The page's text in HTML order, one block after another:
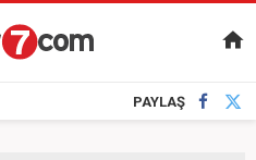
PAYLAŞ